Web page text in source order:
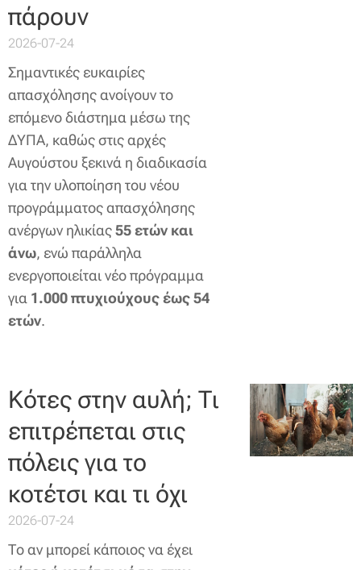
πάρουν
2026-07-24
Σημαντικές ευκαιρίες
απασχόλησης ανοίγουν το
επόμενο διάστημα μέσω της
ΔΥΠΑ, καθώς στις αρχές
Αυγούστου ξεκινά η διαδικασία
για την υλοποίηση του νέου
προγράμματος απασχόλησης
ανέργων ηλικίας55 ετών και
άνω, ενώ παράλληλα
ενεργοποιείται νέο πρόγραμμα
για 1.000 πτυχιούχους έως 54
ετών.
Κότες στην αυλή; Τι
επιτρέπεται στις
πόλεις για το
κοτέτσι και τι όχι
2026-07-24
Το αν μπορεί κάποιος να έχει